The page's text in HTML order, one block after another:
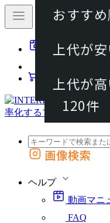
動画マニュアル
カート
外部サイトの商品をカー
画像検索
ヘルプ
動画マニ
FAQ
120件
おすす
上代が
上代が